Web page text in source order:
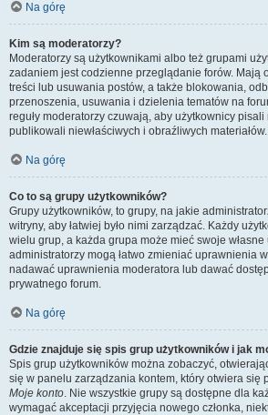
Na górę
Kim są moderatorzy?
Moderatorzy są użytkownikami albo też grupami
zadaniem jest codzienne przeglądanie forów. Mają
treści lub usuwania postów, a także blokowania,
przenoszenia, usuwania i dzielenia tematów na
reguły moderatorzy czuwają, aby użytkownicy pisali
publikowali niewłaściwych i obraźliwych materiałów.
Na górę
Co to są grupy użytkowników?
Grupy użytkowników, to grupy, na jakie
witryny, aby łatwiej było nimi zarządzać. Każdy
wielu grup, a każda grupa może mieć swoje
administratorzy mogą łatwo zmieniać uprawnienia
nadawać uprawnienia moderatora lub dawać
prywatnego forum.
Na górę
Gdzie znajduje się spis grup użytkowników i jak
Spis grup użytkowników można zobaczyć,
się w panelu zarządzania kontem, który otwiera się
Moje konto. Nie wszystkie grupy są dostępne dla
wymagać akceptacji przyjęcia nowego członka,